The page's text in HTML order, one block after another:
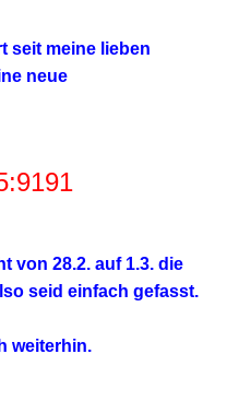
seit meine lieben
neue
von 28.2. auf 1.3. die
seid einfach gefasst.
weiterhin.